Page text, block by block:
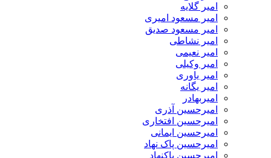
امیر گلایه
امیر مسعود امیری
امیر مسعود صدیق
امیر نشاطی
امیر نعیمی
امیر وکیلی
امیر یاوری
امیر یگانه
امیربهادر
امیرحسین آذری
امیرحسین افتخاری
امیرحسین ایمانی
امیرحسین پاک نهاد
امیرحسین پاکنهاد